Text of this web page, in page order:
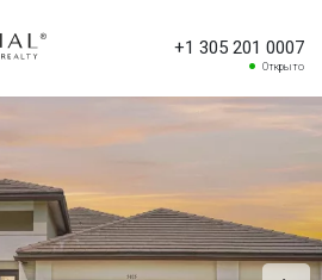
+1 305 201 0007
Открыто